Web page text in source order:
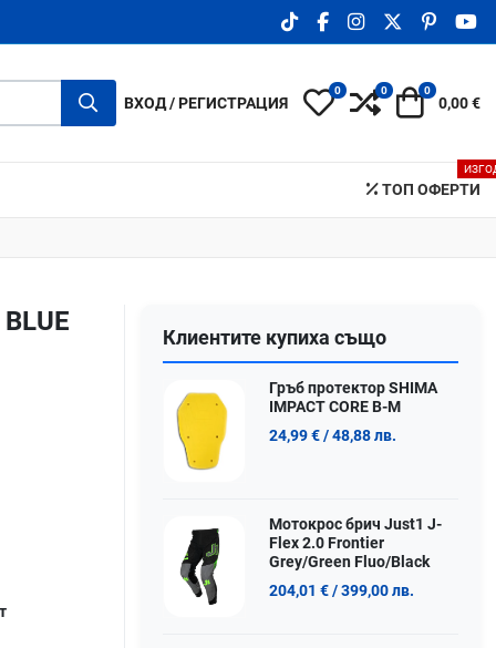
TIKTOK SOCIAL LINK
FACEBOOK SOCIAL
INSTAGRAM
X.COM
ВХОД / РЕГИСТРАЦИЯ My Wishlist
0 Compare
0 Количка
0
0,00 €
ТОП ОФЕРТИ
Клиентите купиха също
Гръб протектор SHIMA
IMPACT CORE B-M
24,99 €/ 48,88 лв.
Мотокрос брич Just1 J-
Flex 2.0 Frontier
Grey/Green Fluo/Black
204,01 €/ 399,00 лв.